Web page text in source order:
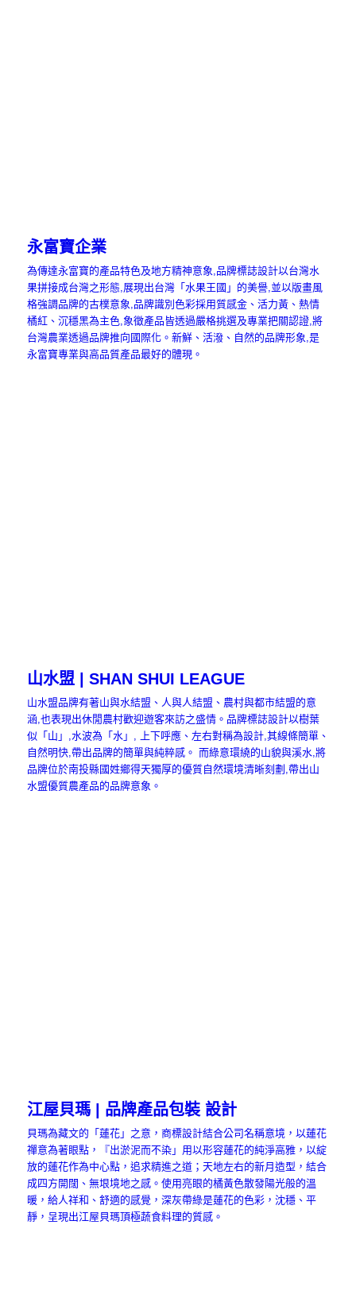
永富寶企業
為傳達永富寶的產品特色及地方精神意象,品牌標誌設計以台灣水
果拼接成台灣之形態,展現出台灣「水果王國」的美譽,並以版畫風
格強調品牌的古樸意象,品牌識別色彩採用質感金、活力黃、熱情
橘紅、沉穩黑為主色,象徵產品皆透過嚴格挑選及專業把關認證,將
台灣農業透過品牌推向國際化。新鮮、活潑、自然的品牌形象,是
永富寶專業與高品質產品最好的體現。
山水盟 | SHAN SHUI LEAGUE
山水盟品牌有著山與水結盟、人與人結盟、農村與都市結盟的意
涵,也表現出休閒農村歡迎遊客來訪之盛情。品牌標誌設計以樹葉
似「山」,水波為「水」, 上下呼應、左右對稱為設計,其線條簡單、
自然明快,帶出品牌的簡單與純粹感。 而綠意環繞的山貌與溪水,將
品牌位於南投縣國姓鄉得天獨厚的優質自然環境清晰刻劃,帶出山
水盟優質農產品的品牌意象。
江屋貝瑪 | 品牌產品包裝 設計
貝瑪為藏文的「蓮花」之意，商標設計結合公司名稱意境，以蓮花
禪意為著眼點，『出淤泥而不染」用以形容蓮花的純淨高雅，以綻
放的蓮花作為中心點，追求精進之道；天地左右的新月造型，結合
成四方開闊、無垠境地之感。使用亮眼的橘黃色散發陽光般的溫
暖，給人祥和、舒適的感覺，深灰帶綠是蓮花的色彩，沈穩、平
靜，呈現出江屋貝瑪頂極蔬食料理的質感。